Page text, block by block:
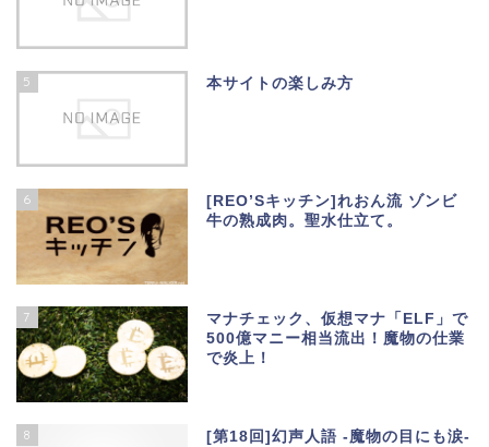
5 本サイトの楽しみ方
6
[REO’Sキッチン]れおん流 ゾンビ
牛の熟成肉。聖水仕立て。
7
マナチェック、仮想マナ「ELF」で
500億マニー相当流出！魔物の仕業
で炎上！
8 [第18回]幻声人語 -魔物の目にも涙-